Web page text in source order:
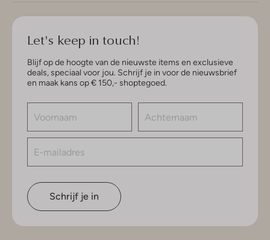
Let's keep in touch!
Blijf op de hoogte van de nieuwste items en exclusieve
deals, speciaal voor jou. Schrijf je in voor de nieuwsbrief
en maak kans op € 150,- shoptegoed.
Schrijf je in